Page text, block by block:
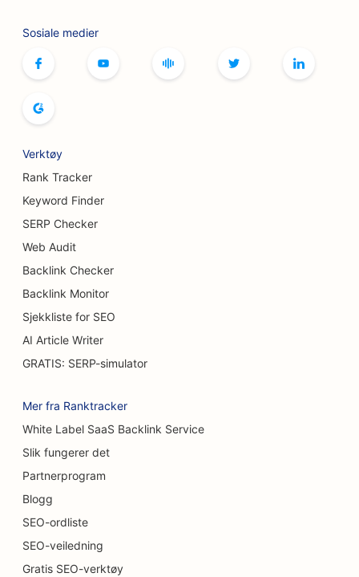
SEO for bokhandlere
SEO for brystforstørrelsestjenester
SEO for bufférestauranter
SEO for burgerbiler
SEO for brannskadekirurger
SEO for kakebutikker
SEO for restauranter med uformell servering
SEO for teppe- og gulvbutikker
SEO for bilvaskerier
SEO for rengjøringstjenester
SEO for kiropraktorer
SEO for kattekafeer
Sosiale medier
Verktøy
Rank Tracker
Keyword Finder
SERP Checker
Web Audit
Backlink Checker
Backlink Monitor
Sjekkliste for SEO
AI Article Writer
GRATIS: SERP-simulator
Mer fra Ranktracker
White Label SaaS Backlink Service
Slik fungerer det
Partnerprogram
Blogg
SEO-ordliste
SEO-veiledning
Gratis SEO-verktøy